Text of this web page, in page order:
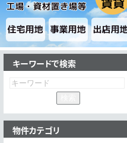
キーワードで検索
物件カテゴリ